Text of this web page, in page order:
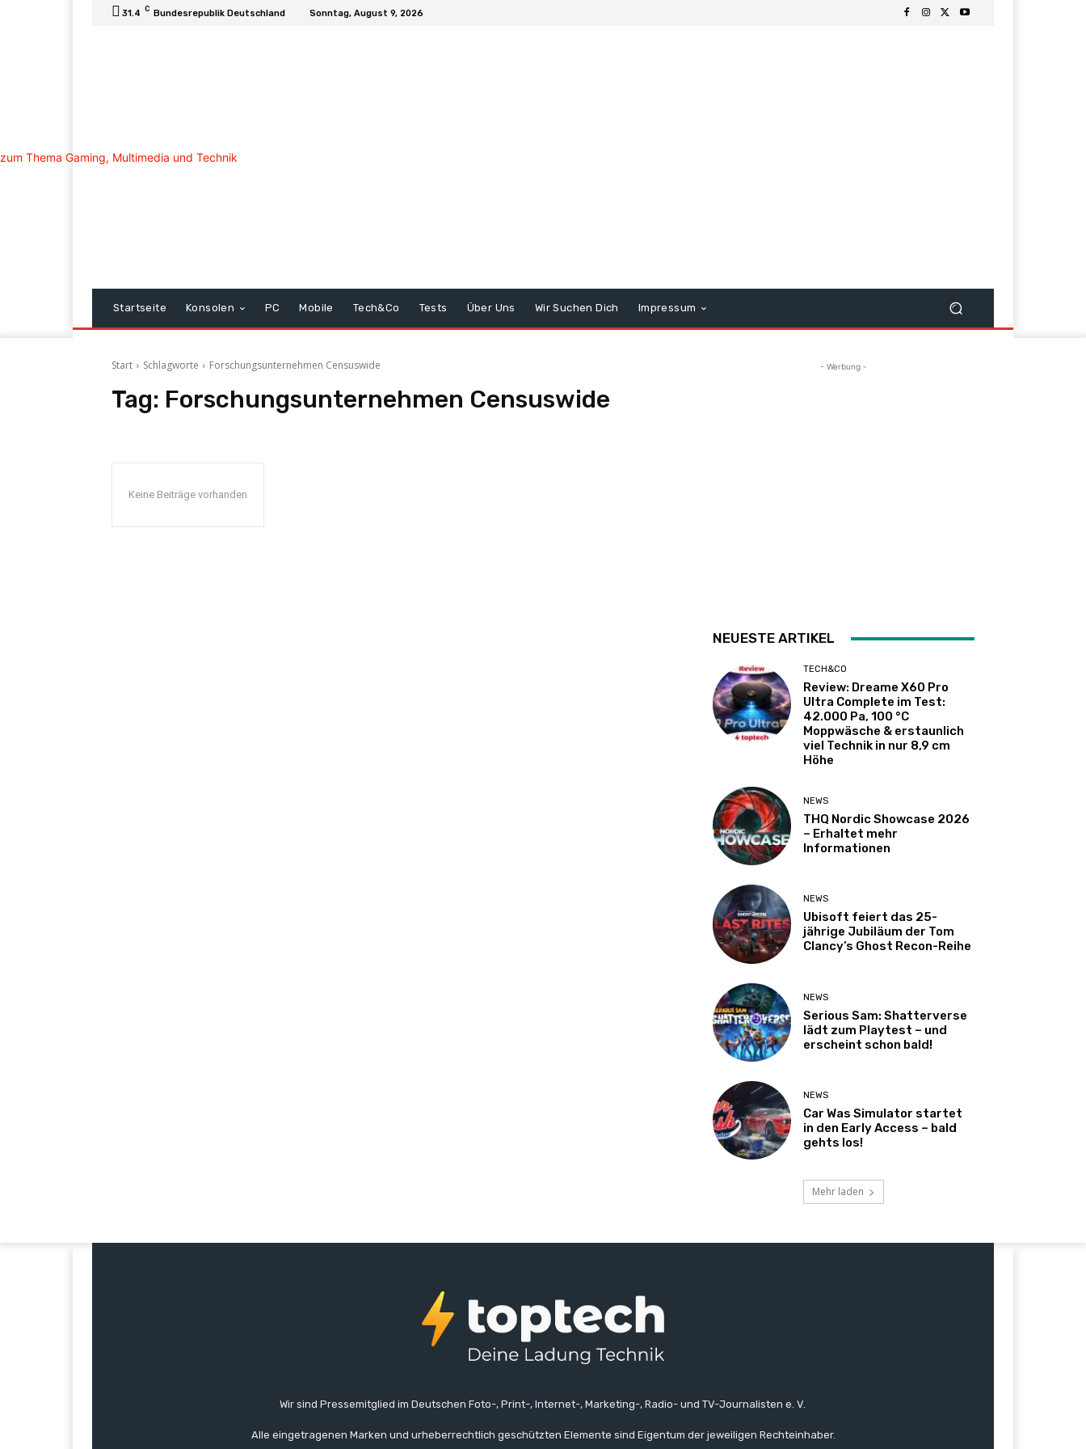
31.4 C Bundesrepublik Deutschland Sonntag, August 9, 2026
Startseite Konsolen PC Mobile Tech&Co Tests Über Uns Wir Suchen Dich Impressum
Start Schlagworte Forschungsunternehmen Censuswide
Tag: Forschungsunternehmen Censuswide
Keine Beiträge vorhanden
- Werbung -
NEUESTE ARTIKEL
TECH&CO
Review: Dreame X60 Pro
Ultra Complete im Test:
42.000 Pa, 100 °C
Moppwäsche & erstaunlich
viel Technik in nur 8,9 cm
Höhe
NEWS
THQ Nordic Showcase 2026
– Erhaltet mehr
Informationen
NEWS
Ubisoft feiert das 25-
jährige Jubiläum der Tom
Clancy’s Ghost Recon-Reihe
NEWS
Serious Sam: Shatterverse
lädt zum Playtest – und
erscheint schon bald!
NEWS
Car Was Simulator startet
in den Early Access – bald
gehts los!
Mehr laden
Wir sind Pressemitglied im Deutschen Foto-, Print-, Internet-, Marketing-, Radio- und TV-Journalisten e. V.
Alle eingetragenen Marken und urheberrechtlich geschützten Elemente sind Eigentum der jeweiligen Rechteinhaber.